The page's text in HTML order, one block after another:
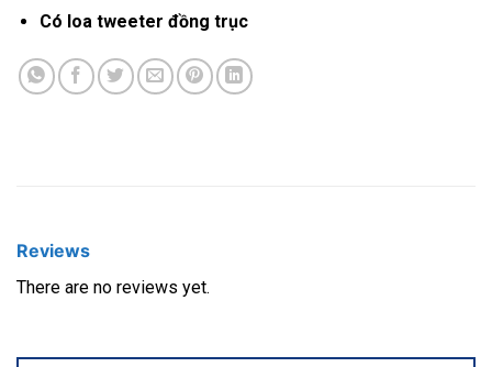
Có loa tweeter đồng trục
Reviews
There are no reviews yet.